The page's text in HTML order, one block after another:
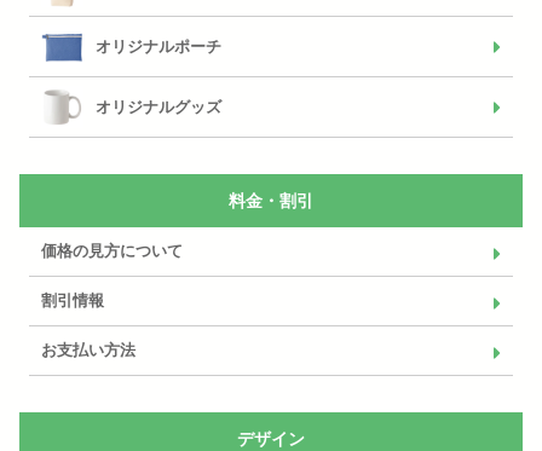
オリジナルポーチ
オリジナルグッズ
料金・割引
価格の見方について
割引情報
お支払い方法
デザイン